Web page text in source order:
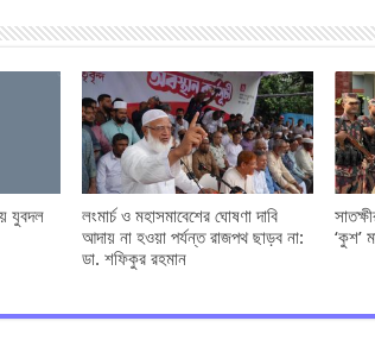
যুবদল
লংমার্চ ও মহাসমাবেশের ঘোষণা দাবি
আদায় না হওয়া পর্যন্ত রাজপথ ছাড়ব না:
ডা. শফিকুর রহমান
‘কুশ’